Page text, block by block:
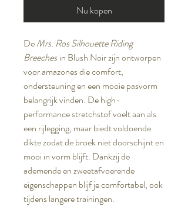
Nu kopen
DeMrs. Ros Silhouette Riding
Breeches in Blush Noir zijn ontworpen
voor amazones die comfort,
ondersteuning en een mooie pasvorm
belangrijk vinden. De high-
performance stretchstof voelt aan als
een rijlegging, maar biedt voldoende
dikte zodat de broek niet doorschijnt en
mooi in vorm blijft. Dankzij de
ademende en zweetafvoerende
eigenschappen blijf je comfortabel, ook
tijdens langere trainingen.